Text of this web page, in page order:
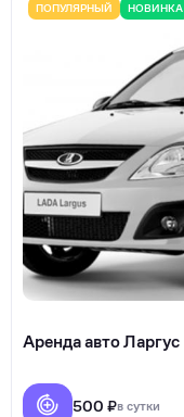
ПОПУЛЯРНЫЙ НОВИНКА
Аренда авто Ларгус
500 ₽в сутки